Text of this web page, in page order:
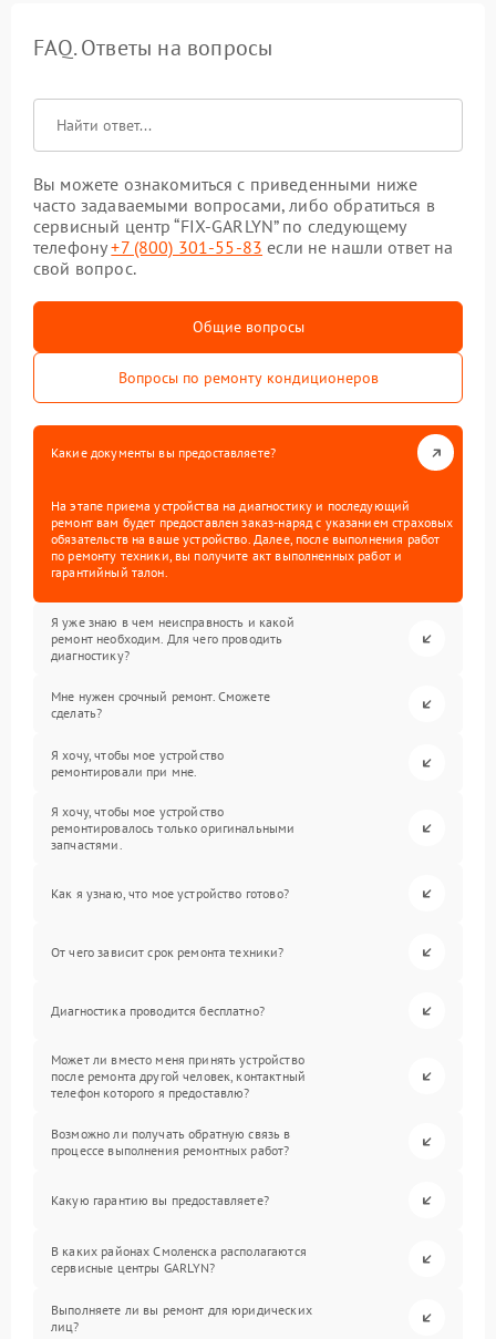
FAQ. Ответы на вопросы
Вы можете ознакомиться с приведенными ниже
часто задаваемыми вопросами, либо обратиться в
сервисный центр “FIX-GARLYN” по следующему
телефону+7 (800) 301-55-83 если не нашли ответ на
свой вопрос.
Общие вопросы
Вопросы по ремонту кондиционеров
Какие документы вы предоставляете?
На этапе приема устройства на диагностику и последующий
ремонт вам будет предоставлен заказ-наряд с указанием страховых
обязательств на ваше устройство. Далее, после выполнения работ
по ремонту техники, вы получите акт выполненных работ и
гарантийный талон.
Я уже знаю в чем неисправность и какой
ремонт необходим. Для чего проводить
диагностику?
Мне нужен срочный ремонт. Сможете
сделать?
Я хочу, чтобы мое устройство
ремонтировали при мне.
Я хочу, чтобы мое устройство
ремонтировалось только оригинальными
запчастями.
Как я узнаю, что мое устройство готово?
От чего зависит срок ремонта техники?
Диагностика проводится бесплатно?
Может ли вместо меня принять устройство
после ремонта другой человек, контактный
телефон которого я предоставлю?
Возможно ли получать обратную связь в
процессе выполнения ремонтных работ?
Какую гарантию вы предоставляете?
В каких районах Смоленска располагаются
сервисные центры GARLYN?
Выполняете ли вы ремонт для юридических
лиц?